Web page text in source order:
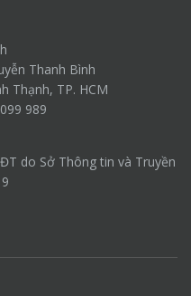
Thanh Bình
Thạnh, TP. HCM
989
do Sở Thông tin và Truyền